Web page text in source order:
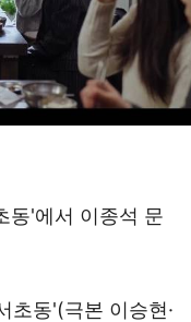
동'에서 이종석 문
초동'(극본 이승현·